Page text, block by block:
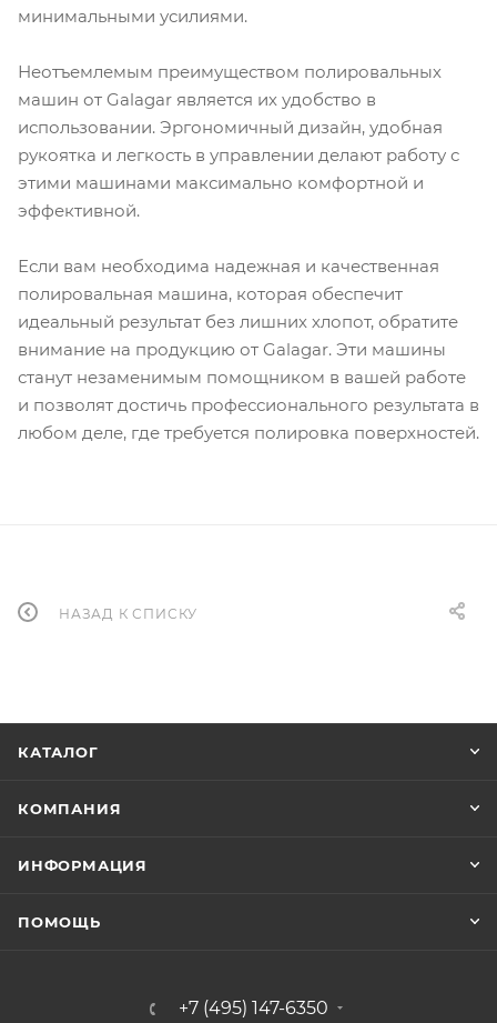
минимальными усилиями.
Неотъемлемым преимуществом полировальных
машин от Galagar является их удобство в
использовании. Эргономичный дизайн, удобная
рукоятка и легкость в управлении делают работу с
этими машинами максимально комфортной и
эффективной.
Если вам необходима надежная и качественная
полировальная машина, которая обеспечит
идеальный результат без лишних хлопот, обратите
внимание на продукцию от Galagar. Эти машины
станут незаменимым помощником в вашей работе
и позволят достичь профессионального результата в
любом деле, где требуется полировка поверхностей.
НАЗАД К СПИСКУ
КАТАЛОГ
КОМПАНИЯ
ИНФОРМАЦИЯ
ПОМОЩЬ
+7 (495) 147-6350